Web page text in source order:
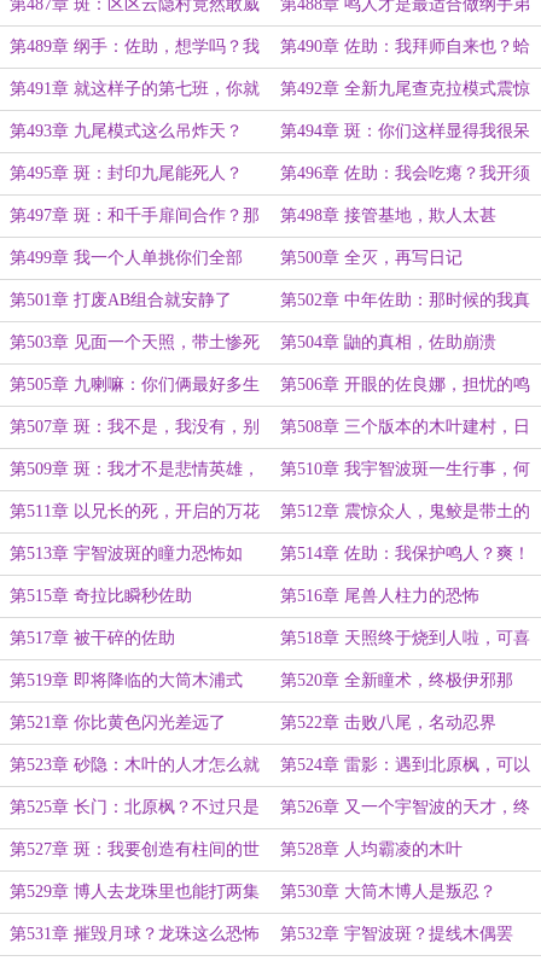
第487章 斑：区区云隐村竟然敢威
胁木叶？
第488章 鸣人才是最适合做纲手弟
子的那个
第489章 纲手：佐助，想学吗？我
教你！
第490章 佐助：我拜师自来也？蛤
蟆仙人佐助？
第491章 就这样子的第七班，你就
说帅不帅吧！
第492章 全新九尾查克拉模式震惊
众人
第493章 九尾模式这么吊炸天？ 第494章 斑：你们这样显得我很呆
哎
第495章 斑：封印九尾能死人？ 第496章 佐助：我会吃瘪？我开须
佐能乎我会吃瘪？
第497章 斑：和千手扉间合作？那
不如死了算了！
第498章 接管基地，欺人太甚
第499章 我一个人单挑你们全部 第500章 全灭，再写日记
第501章 打废AB组合就安静了 第502章 中年佐助：那时候的我真
是不知道天高地厚
第503章 见面一个天照，带土惨死 第504章 鼬的真相，佐助崩溃
第505章 九喇嘛：你们俩最好多生
孩子多种树
第506章 开眼的佐良娜，担忧的鸣
佐
第507章 斑：我不是，我没有，别
乱说
第508章 三个版本的木叶建村，日
向吹牛了？
第509章 斑：我才不是悲情英雄，
这就是我的野心
第510章 我宇智波斑一生行事，何
须向他人解释？
第511章 以兄长的死，开启的万花
筒
第512章 震惊众人，鬼鲛是带土的
人？
第513章 宇智波斑的瞳力恐怖如
斯？
第514章 佐助：我保护鸣人？爽！
第515章 奇拉比瞬秒佐助 第516章 尾兽人柱力的恐怖
第517章 被干碎的佐助 第518章 天照终于烧到人啦，可喜
可贺
第519章 即将降临的大筒木浦式 第520章 全新瞳术，终极伊邪那
岐，奇拉比来袭
第521章 你比黄色闪光差远了 第522章 击败八尾，名动忍界
第523章 砂隐：木叶的人才怎么就
这么多呢
第524章 雷影：遇到北原枫，可以
直接放弃任务
第525章 长门：北原枫？不过只是
一个凡人而已
第526章 又一个宇智波的天才，终
结谷
第527章 斑：我要创造有柱间的世
界
第528章 人均霸凌的木叶
第529章 博人去龙珠里也能打两集 第530章 大筒木博人是叛忍？
第531章 摧毁月球？龙珠这么恐怖 第532章 宇智波斑？提线木偶罢